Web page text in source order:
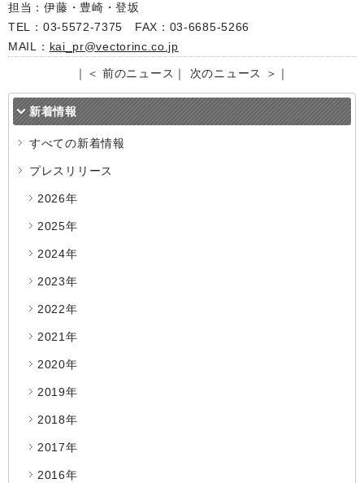
担当：伊藤・豊崎・登坂
TEL：03-5572-7375 FAX：03-6685-5266
MAIL： kai_pr@vectorinc.co.jp
｜ ＜ 前のニュース ｜ 次のニュース ＞ ｜
新着情報
すべての新着情報
プレスリリース
2026年
2025年
2024年
2023年
2022年
2021年
2020年
2019年
2018年
2017年
2016年